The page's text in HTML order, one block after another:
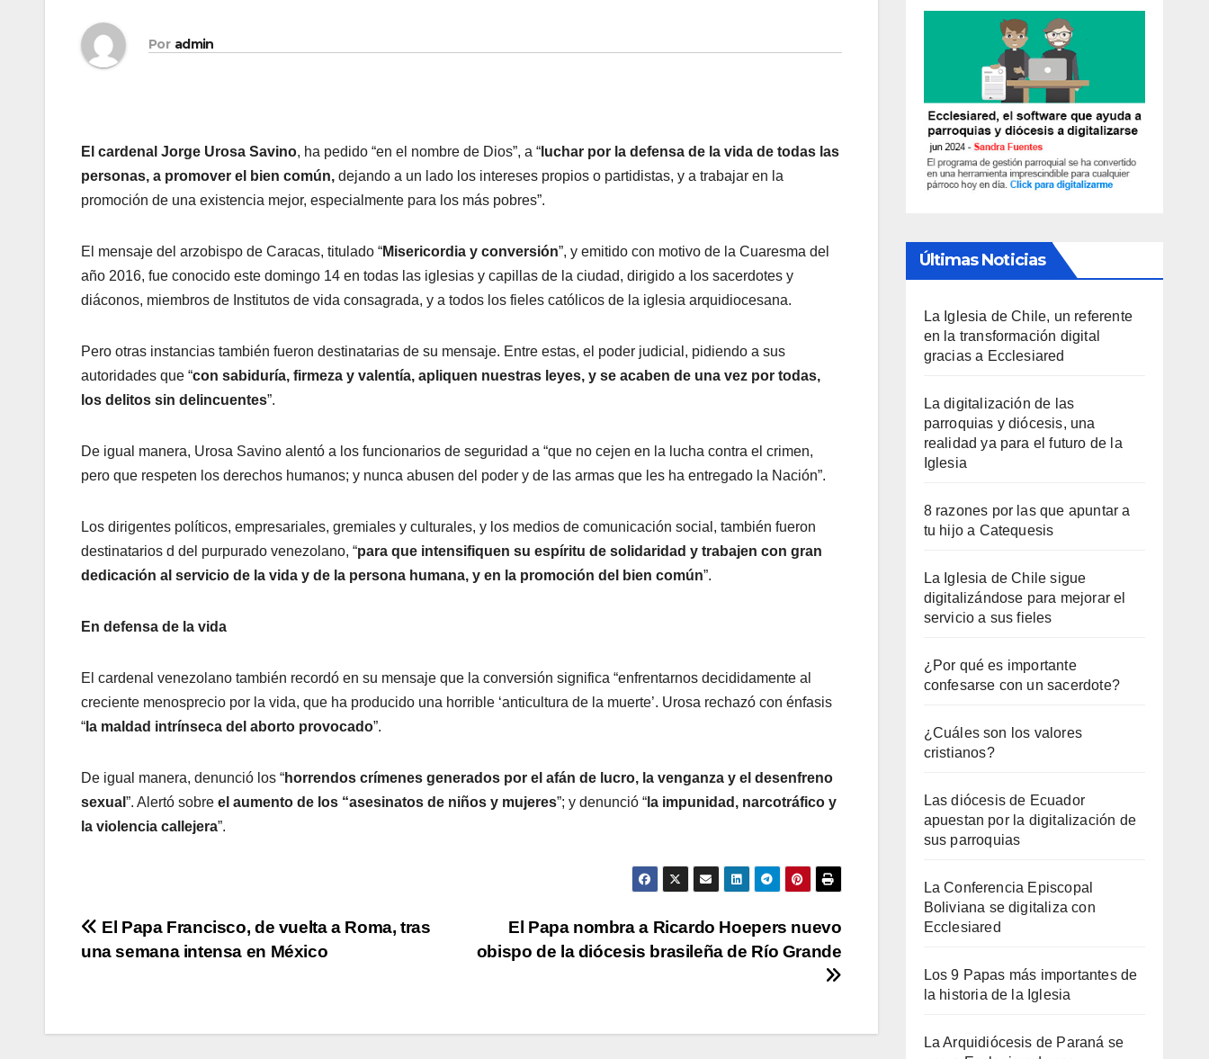
Por admin
El cardenal Jorge Urosa Savino, ha pedido “en el nombre de Dios”, a “ luchar por la defensa de la vida de todas las
personas, a promover el bien común, dejando a un lado los intereses propios o partidistas, y a trabajar en la
promoción de una existencia mejor, especialmente para los más pobres”.
El mensaje del arzobispo de Caracas, titulado “Misericordia y conversión”, y emitido con motivo de la Cuaresma del
año 2016, fue conocido este domingo 14 en todas las iglesias y capillas de la ciudad, dirigido a los sacerdotes y
diáconos, miembros de Institutos de vida consagrada, y a todos los fieles católicos de la iglesia arquidiocesana.
Pero otras instancias también fueron destinatarias de su mensaje. Entre estas, el poder judicial, pidiendo a sus
autoridades que “con sabiduría, firmeza y valentía, apliquen nuestras leyes, y se acaben de una vez por todas,
los delitos sin delincuentes”.
De igual manera, Urosa Savino alentó a los funcionarios de seguridad a “que no cejen en la lucha contra el crimen,
pero que respeten los derechos humanos; y nunca abusen del poder y de las armas que les ha entregado la Nación”.
Los dirigentes políticos, empresariales, gremiales y culturales, y los medios de comunicación social, también fueron
destinatarios d del purpurado venezolano, “para que intensifiquen su espíritu de solidaridad y trabajen con gran
dedicación al servicio de la vida y de la persona humana, y en la promoción del bien común”.
En defensa de la vida
El cardenal venezolano también recordó en su mensaje que la conversión significa “enfrentarnos decididamente al
creciente menosprecio por la vida, que ha producido una horrible ‘anticultura de la muerte’. Urosa rechazó con énfasis
“ la maldad intrínseca del aborto provocado”.
De igual manera, denunció los “horrendos crímenes generados por el afán de lucro, la venganza y el desenfreno
sexual ”. Alertó sobre el aumento de los “asesinatos de niños y mujeres”; y denunció “ la impunidad, narcotráfico y
la violencia callejera”.
Navegación
El Papa nombra a Ricardo Hoepers nuevo
obispo de la diócesis brasileña de Río Grande
El Papa Francisco, de vuelta a Roma, tras
una semana intensa en México
Últimas Noticias
La Iglesia de Chile, un referente
en la transformación digital
gracias a Ecclesiared
La digitalización de las
parroquias y diócesis, una
realidad ya para el futuro de la
Iglesia
8 razones por las que apuntar a
tu hijo a Catequesis
La Iglesia de Chile sigue
digitalizándose para mejorar el
servicio a sus fieles
¿Por qué es importante
confesarse con un sacerdote?
¿Cuáles son los valores
cristianos?
Las diócesis de Ecuador
apuestan por la digitalización de
sus parroquias
La Conferencia Episcopal
Boliviana se digitaliza con
Ecclesiared
Los 9 Papas más importantes de
la historia de la Iglesia
La Arquidiócesis de Paraná se